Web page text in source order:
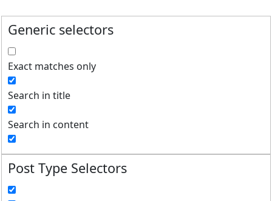
Generic selectors
Exact matches only
Search in title
Search in content
Post Type Selectors